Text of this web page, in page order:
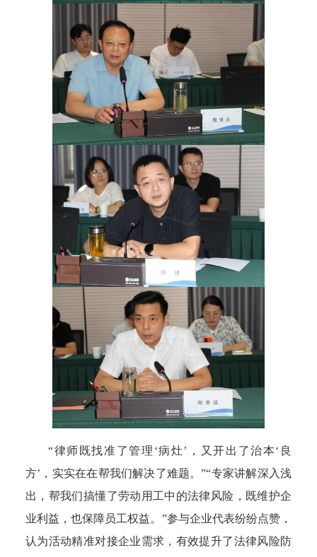
“律师既找准了管理‘病灶’，又开出了治本‘良
方’，实实在在帮我们解决了难题。”“专家讲解深入浅
出，帮我们搞懂了劳动用工中的法律风险，既维护企
业利益，也保障员工权益。”参与企业代表纷纷点赞，
认为活动精准对接企业需求，有效提升了法律风险防